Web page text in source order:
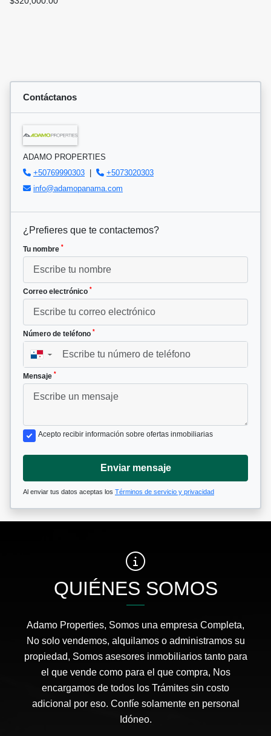
Contáctanos
ADAMO PROPERTIES
+50769990303 |
+5073020303
info@adamopanama.com
¿Prefieres que te contactemos?
Tu nombre *
Correo electrónico *
Número de teléfono *
▼
Mensaje *
Acepto recibir información sobre ofertas inmobiliarias
Enviar mensaje
Al enviar tus datos aceptas los Términos de servicio y privacidad
QUIÉNES SOMOS
Adamo Properties, Somos una empresa Completa,
No solo vendemos, alquilamos o administramos su
propiedad, Somos asesores inmobiliarios tanto para
el que vende como para el que compra, Nos
encargamos de todos los Trámites sin costo
adicional por eso. Confíe solamente en personal
Idóneo.